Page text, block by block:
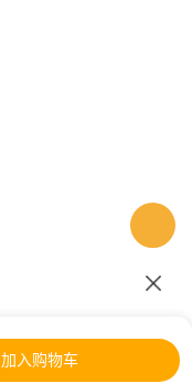
加入购物车